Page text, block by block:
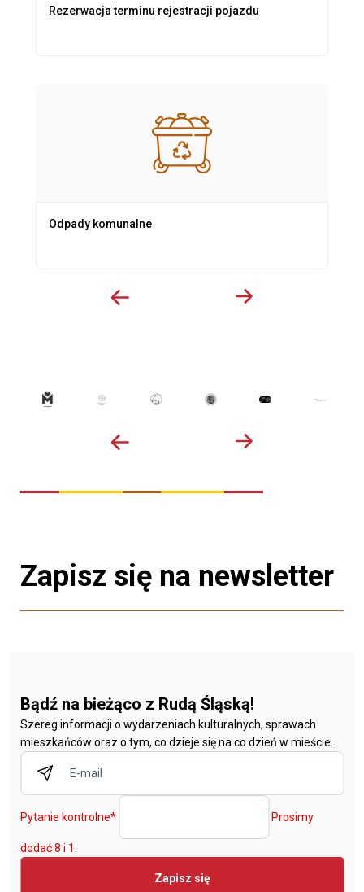
Rezerwacja terminu rejestracji pojazdu
Odpady komunalne
Zapisz się na newsletter
Bądź na bieżąco z Rudą Śląską!
Szereg informacji o wydarzeniach kulturalnych, sprawach
mieszkańców oraz o tym, co dzieje się na co dzień w mieście.
Pytanie kontrolne* Prosimy
dodać 8 i 1.
Zapisz się